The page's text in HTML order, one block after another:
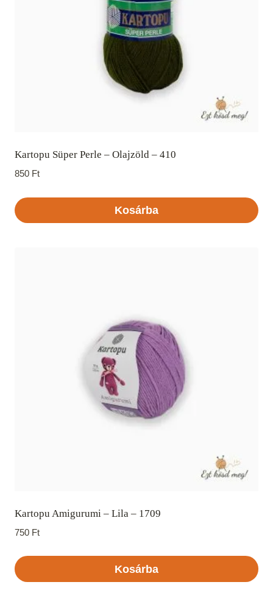
Kartopu Süper Perle – Olajzöld – 410
850 Ft
Kosárba
Kartopu Amigurumi – Lila – 1709
750 Ft
Kosárba